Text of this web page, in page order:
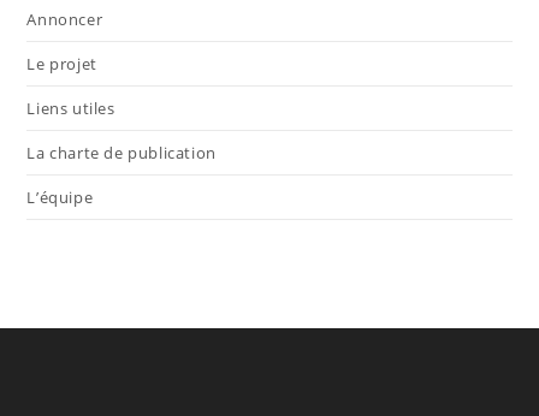
Annoncer
Le projet
Liens utiles
La charte de publication
L’équipe